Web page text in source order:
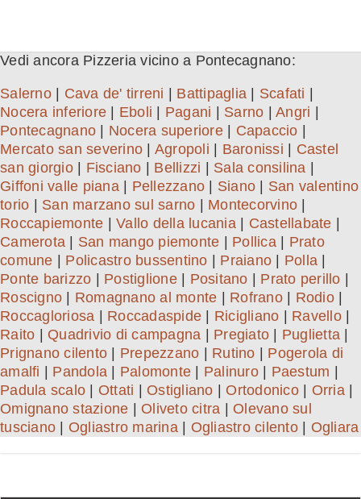
Vedi ancora Pizzeria vicino a Pontecagnano:
Salerno| Cava de' tirreni Battipaglia Scafati
Nocera inferiore
Eboli Pagani Sarno Angri
Pontecagnano
Nocera superiore| Capaccio
Mercato san severino
Agropoli Baronissi
Castel
san giorgio| Fisciano Bellizzi Sala consilina
Giffoni valle piana| Pellezzano Siano
San valentino
torio
San marzano sul sarno Montecorvino
Roccapiemonte
Vallo della lucania| Castellabate
Camerota
San mango piemonte Pollica| Prato
comune
Policastro bussentino Praiano Polla
Ponte barizzo
Postiglione| Positano Prato perillo
Roscigno
Romagnano al monte Rofrano| Rodio|
Roccagloriosa
Roccadaspide Ricigliano Ravello|
Raito
Quadrivio di campagna Pregiato Puglietta
Prignano cilento
Prepezzano Rutino
Pogerola di
amalfi
Pandola Palomonte Palinuro| Paestum
Padula scalo
Ottati Ostigliano Ortodonico| Orria|
Omignano stazione
Oliveto citra
Olevano sul
tusciano
Ogliastro marina| Ogliastro cilento| Ogliara